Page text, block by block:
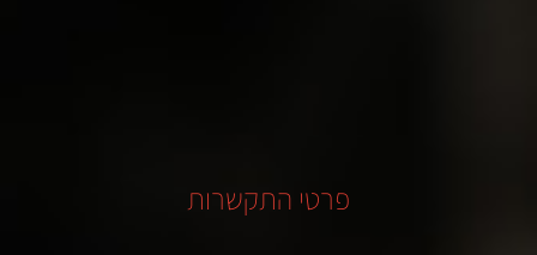
פרטי התקשרות